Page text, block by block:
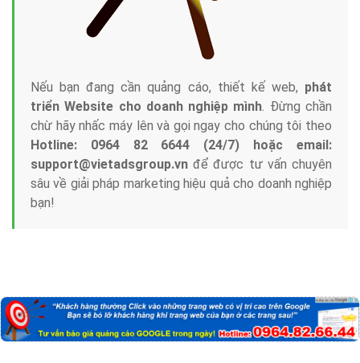
Nếu bạn đang cần quảng cáo, thiết kế web, phát
triển Website cho doanh nghiệp mình. Đừng chần
chừ hãy nhấc máy lên và gọi ngay cho chúng tôi theo
Hotline: 0964 82 6644 (24/7) hoặc email:
support@vietadsgroup.vn để được tư vấn chuyên
sâu về giải pháp marketing hiệu quả cho doanh nghiệp
bạn!